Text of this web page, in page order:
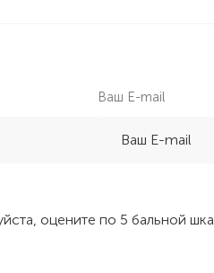
Ваш E-mail
оцените по 5 бальной